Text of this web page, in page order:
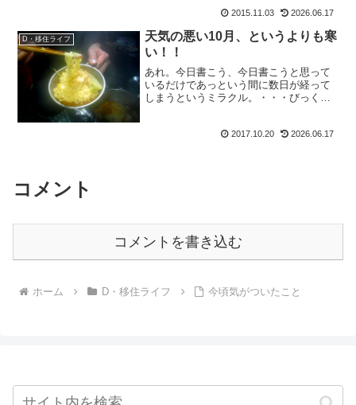
くだから山に行きたい。ご馳走持って。
ご馳走といえば、夏の大縦走。あっちゃ
んヒロちゃんの山食の定...
2015.11.03 2026.06.17
D・移住ライフ
天気の悪い10月、というよりも寒
い！！
あれ。今日書こう、今日書こうと思って
いるだけであっという間に数日が経って
しまうというミラクル。・・・びっくり
願う。それよりも。今年の秋は天気が悪
2017.10.20 2026.06.17
コメント
コメントを書き込む
ホーム D・移住ライフ 今頃気がついたこと